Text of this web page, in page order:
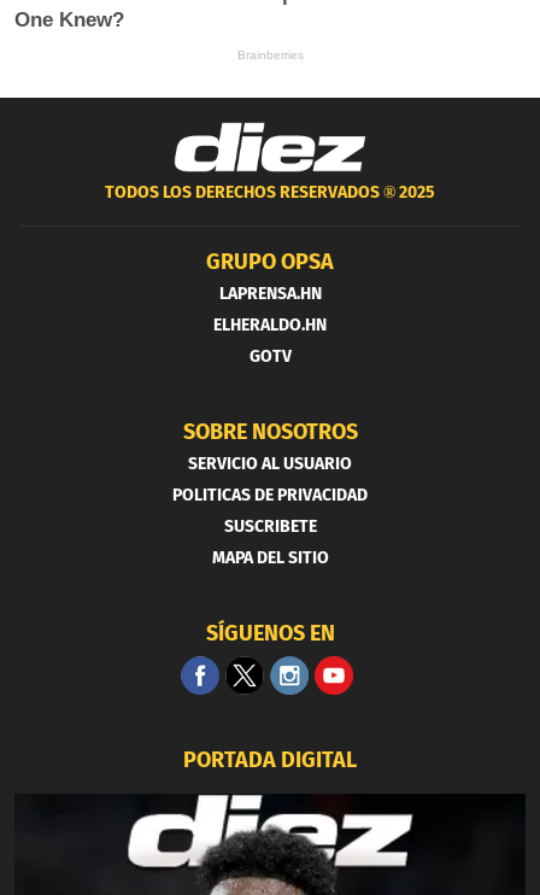
TODOS LOS DERECHOS RESERVADOS ®2025
GRUPO OPSA
LAPRENSA.HN
ELHERALDO.HN
GOTV
SOBRE NOSOTROS
SERVICIO AL USUARIO
POLITICAS DE PRIVACIDAD
SUSCRIBETE
MAPA DEL SITIO
SÍGUENOS EN
PORTADA DIGITAL